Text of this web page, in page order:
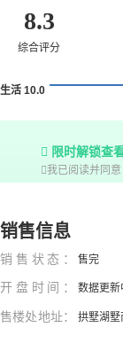
8.3
综合评分
生活 10.0
 限时解锁查
我已阅读并同意
销售信息
销售状态： 售完
开盘时间： 数据更新
售楼处地址： 拱墅湖